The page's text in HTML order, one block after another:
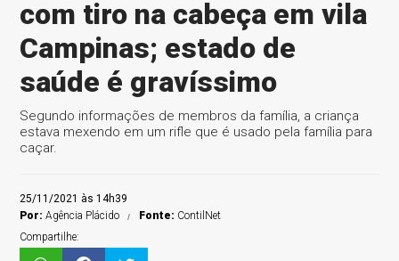
com tiro na cabeça em vila
Campinas; estado de
saúde é gravíssimo
Segundo informações de membros da família, a criança
estava mexendo em um rifle que é usado pela família para
caçar.
25/11/2021 às 14h39
Por: Agência Plácido Fonte: ContilNet
Compartilhe: